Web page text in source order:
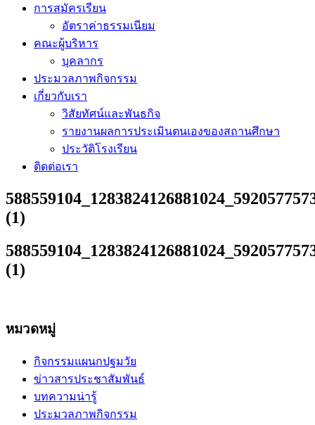
การสมัครเรียน
อัตราค่าธรรมเนียม
คณะผู้บริหาร
บุคลากร
ประมวลภาพกิจกรรม
เกี่ยวกับเรา
วิสัยทัศน์และพันธกิจ
รายงานผลการประเมินตนเองของสถานศึกษา
ประวัติโรงเรียน
ติดต่อเรา
(1)
(1)
หมวดหมู่
กิจกรรมแผนกปฐมวัย
ข่าวสารประชาสัมพันธ์
บทความน่ารู้
ประมวลภาพกิจกรรม